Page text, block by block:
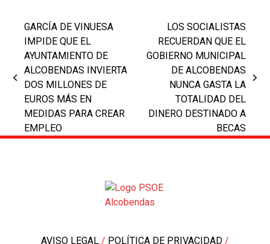
previous
post:
GARCÍA DE VINUESA
IMPIDE QUE EL
AYUNTAMIENTO DE
ALCOBENDAS INVIERTA
DOS MILLONES DE
EUROS MÁS EN
MEDIDAS PARA CREAR
EMPLEO
LOS SOCIALISTAS
RECUERDAN QUE EL
GOBIERNO MUNICIPAL
DE ALCOBENDAS
NUNCA GASTA LA
TOTALIDAD DEL
DINERO DESTINADO A
BECAS
AVISO LEGAL / POLÍTICA DE PRIVACIDAD /